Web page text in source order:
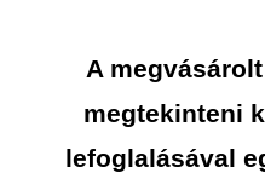
A
megtekinteni
lefoglalásával